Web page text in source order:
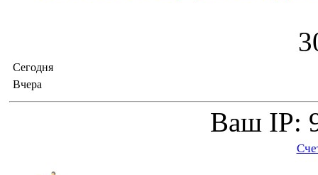
3
Сегодня
Вчера
Ваш IP: